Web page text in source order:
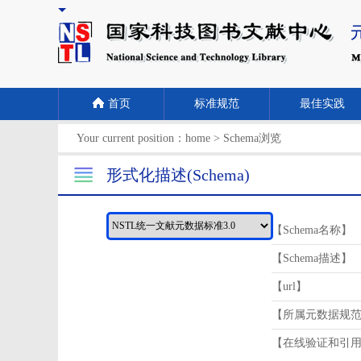
首页 标准规范 最佳实践
Your current position： home > Schema浏览
形式化描述(Schema)
【Schema名称】
【Schema描述】
【url】
【所属元数据规
【在线验证和引